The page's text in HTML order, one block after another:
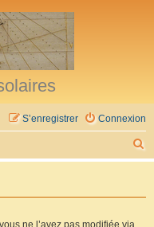
Connexion
S’enregistrer
e